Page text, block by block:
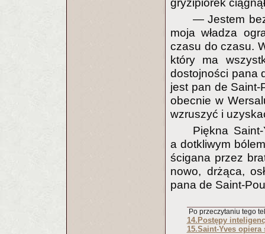
gryzipiórek
— Jestem
moja władza
czasu do czasu.
który ma
dostojności pana
jest pan de
obecnie w
wzruszyć i
Piękna
a dotkliwym
ścigana przez
nowo, drżąca,
pana de Saint-
Po przeczytaniu tego
14.Postępy
15.Saint-Yves